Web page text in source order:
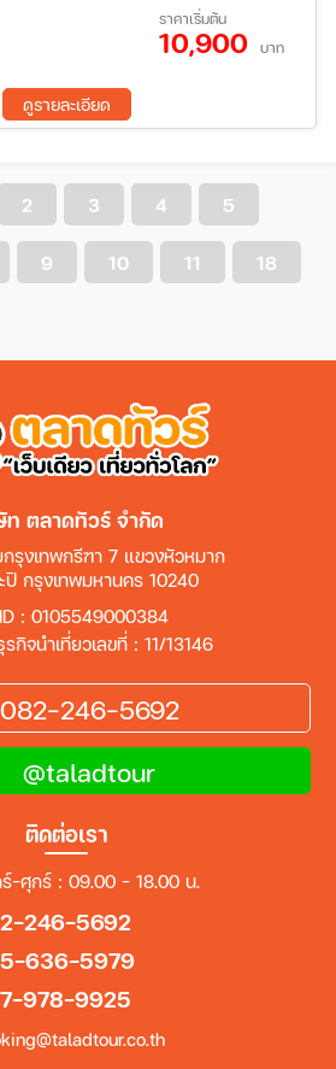
25 ส.ค. 69 - 27 ส.ค. 69
ราคาเริ่มต้น
10,900 บาท
ดูรายละเอียด
2 3 4 5
9 10 11 18
ท ตลาดทัวร์ จำกัด
รุงเทพกรีฑา 7 แขวงหัวหมาก
ปิ กรุงเทพมหานคร 10240
: 0105549000384
กิจนำเที่ยวเลขที่ : 11/13146
082-246-5692
@taladtour
ติดต่อเรา
-ศุกร์ : 09.00 - 18.00 น.
246-5692
636-5979
978-9925